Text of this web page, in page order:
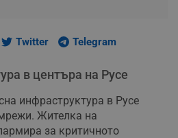
Twitter Telegram
в центъра на Русе
инфраструктура в Русе
Жителка на
за критичното